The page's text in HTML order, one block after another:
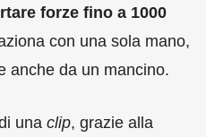
forze fino a 1000
con una sola mano,
anche da un mancino.
una clip, grazie alla